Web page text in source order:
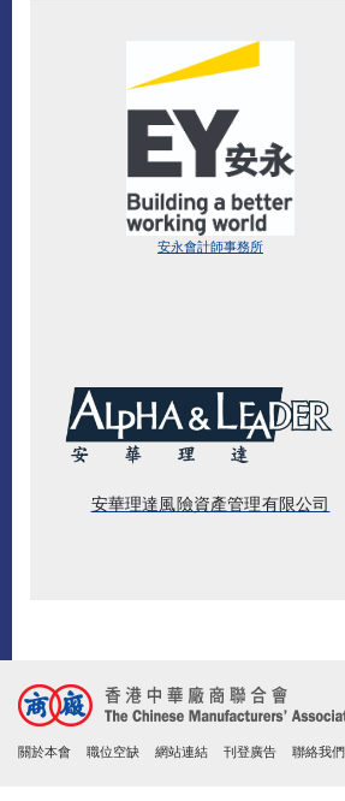
安永會計師事務所
安華理達風險資產管理有限公司
關於本會 職位空缺 網站連結 刊登廣告 聯絡我們